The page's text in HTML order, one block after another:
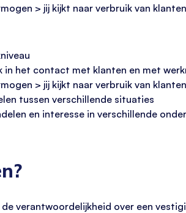
> jij kijkt naar verbruik van
in het contact met klanten en met
> jij kijkt naar verbruik van
tussen verschillende situaties
en interesse in verschillende
verantwoordelijkheid over een